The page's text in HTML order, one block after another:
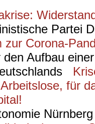
Partei
zur Corona-
Aufbau
für